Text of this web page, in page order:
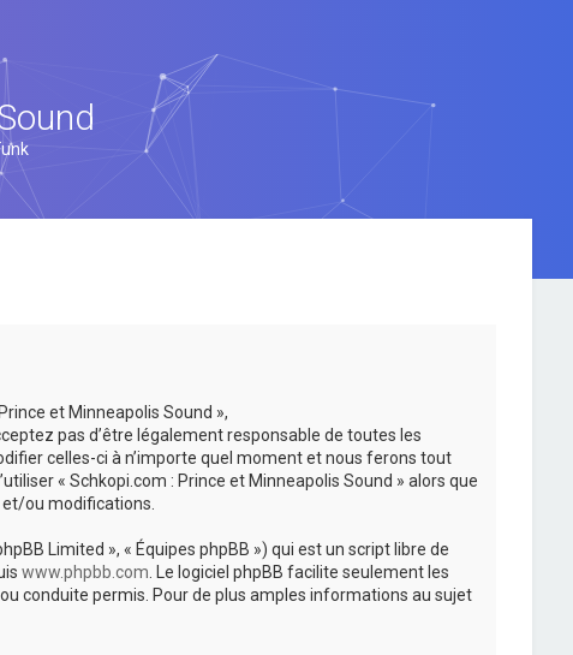
et Minneapolis Sound »,
pas d’être légalement responsable de toutes les
celles-ci à n’importe quel moment et nous ferons tout
« Schkopi.com : Prince et Minneapolis Sound » alors que
ou modifications.
Limited », « Équipes phpBB ») qui est un script libre de
www.phpbb.com . Le logiciel phpBB facilite seulement les
conduite permis. Pour de plus amples informations au sujet